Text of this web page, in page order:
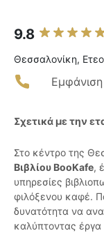
9.8
Θεσσαλονίκη,
Σχετικά με την
Στο κέντρο της
Βιβλίου BooKafe,
υπηρεσίες
φιλόξενου καφέ.
δυνατότητα να
καλύπτοντας έργα